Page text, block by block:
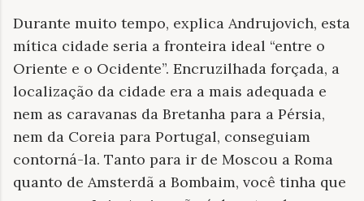
Durante muito tempo, explica Andrujovich, esta
mítica cidade seria a fronteira ideal “entre o
Oriente e o Ocidente”. Encruzilhada forçada, a
localização da cidade era a mais adequada e
nem as caravanas da Bretanha para a Pérsia,
nem da Coreia para Portugal, conseguiam
contorná-la. Tanto para ir de Moscou a Roma
quanto de Amsterdã a Bombaim, você tinha que